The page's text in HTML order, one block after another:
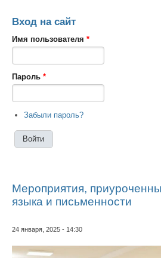
Вход на сайт
Имя пользователя *
Пароль *
Забыли пароль?
Мероприятия,
языка и письменности
24 января, 2025 - 14:30